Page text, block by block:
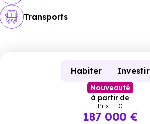
Transports
Habiter Investir
Nouveauté
à partir de
Prix TTC
187 000 €